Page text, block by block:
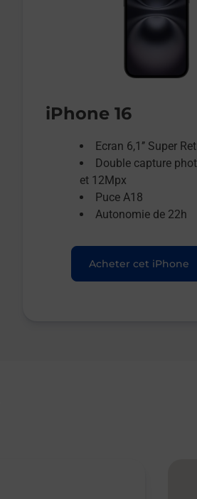
iPhone 16
Ecran 6,1’’ Super
Double capture
et 12Mpx
Puce A18
Autonomie de 22h
Acheter cet iPhone